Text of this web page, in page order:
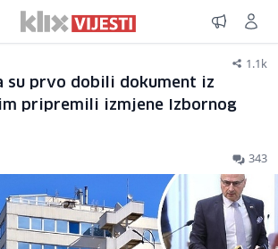
1.1k
su prvo dobili dokument iz
pripremili izmjene Izbornog
343